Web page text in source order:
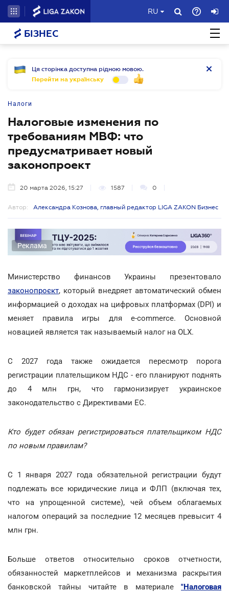
RU
БІЗНЕС
Ця сторінка доступна рідною мовою.
Перейти на українську
Налоги
Налоговые изменения по
требованиям МВФ: что
предусматривает новый
законопроект
20 марта 2026, 15:27 1587 0
Автор: Александра Кознова, главный редактор LIGA ZAKON Бизнес
Реклама
Министерство финансов Украины презентовало
законопроєкт, который внедряет автоматический обмен
информацией о доходах на цифровых платформах (DPI) и
меняет правила игры для e-commerce. Основной
новацией является так называемый налог на OLX.
С 2027 года также ожидается пересмотр порога
регистрации плательщиком НДС - его планируют поднять
до 4 млн грн, что гармонизирует украинское
законодательство с Директивами ЕС.
Кто будет обязан регистрироваться плательщиком НДС
по новым правилам?
С 1 января 2027 года обязательной регистрации будут
подлежать все юридические лица и ФЛП (включая тех,
что на упрощенной системе), чей объем облагаемых
налогом операций за последние 12 месяцев превысит 4
млн грн.
Больше ответов относительно сроков отчетности,
обязанностей маркетплейсов и механизма раскрытия
банковской тайны читайте в материале "Налоговая